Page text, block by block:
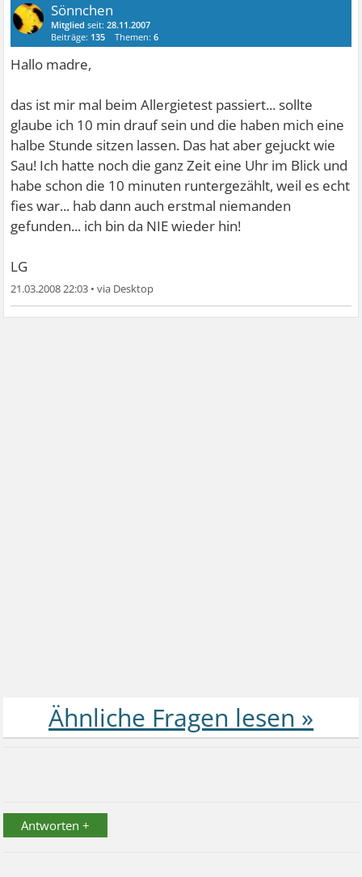
Sönnchen
Mitglied seit:28.11.2007
Beiträge: 135 Themen:6
Hallo madre,
das ist mir mal beim Allergietest passiert... sollte
glaube ich 10 min drauf sein und die haben mich eine
halbe Stunde sitzen lassen. Das hat aber gejuckt wie
Sau! Ich hatte noch die ganz Zeit eine Uhr im Blick und
habe schon die 10 minuten runtergezählt, weil es echt
fies war... hab dann auch erstmal niemanden
gefunden... ich bin da NIE wieder hin!
LG
21.03.2008 22:03 •
Antworten +